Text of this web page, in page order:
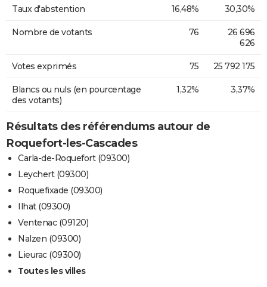
Taux d'abstention 16,48% 30,30%
Nombre de votants 76
26 696
626
Votes exprimés 75 25 792 175
Blancs ou nuls (en pourcentage
des votants)
1,32% 3,37%
Résultats des référendums autour de
Roquefort-les-Cascades
Carla-de-Roquefort (09300)
Leychert (09300)
Roquefixade (09300)
Ilhat (09300)
Ventenac (09120)
Nalzen (09300)
Lieurac (09300)
Toutes les villes